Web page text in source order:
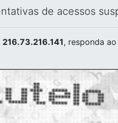
de acessos
216.73.216.141, responda